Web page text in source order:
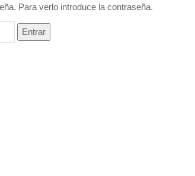
Para verlo introduce la contraseña.